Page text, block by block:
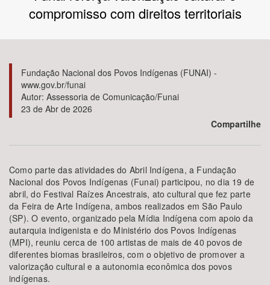
Subtema
BUSCAR
compromisso com direitos territoriais
Fundação Nacional dos Povos Indígenas (FUNAI) -
www.gov.br/funai
Autor: Assessoria de Comunicação/Funai
23 de Abr de 2026
Compartilhe
Como parte das atividades do Abril Indígena, a Fundação
Nacional dos Povos Indígenas (Funai) participou, no dia 19 de
abril, do Festival Raízes Ancestrais, ato cultural que fez parte
da Feira de Arte Indígena, ambos realizados em São Paulo
(SP). O evento, organizado pela Mídia Indígena com apoio da
autarquia indigenista e do Ministério dos Povos Indígenas
(MPI), reuniu cerca de 100 artistas de mais de 40 povos de
diferentes biomas brasileiros, com o objetivo de promover a
valorização cultural e a autonomia econômica dos povos
indígenas.